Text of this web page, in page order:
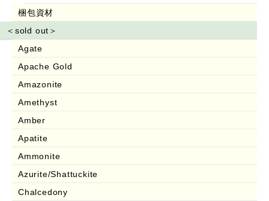
梱包資材
＜sold out＞
Agate
Apache Gold
Amazonite
Amethyst
Amber
Apatite
Ammonite
Azurite/Shattuckite
Chalcedony